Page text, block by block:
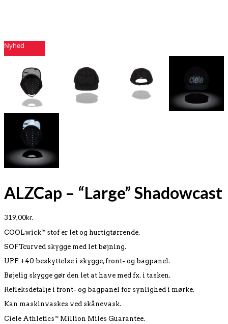
Nyhed
ALZCap – “Large” Shadowcast
319,00kr.
COOLwick™ stof er let og hurtigtørrende.
SOFTcurved skygge med let bøjning.
UPF +40 beskyttelse i skygge, front- og bagpanel.
Bøjelig skygge gør den let at have med fx. i tasken.
Refleksdetalje i front- og bagpanel for synlighed i mørke.
Kan maskinvaskes ved skånevask.
Ciele Athletics™ Million Miles Guarantee.